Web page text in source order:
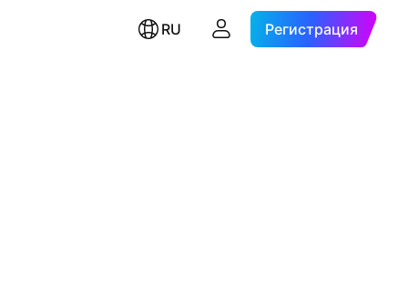
RU Регистрация